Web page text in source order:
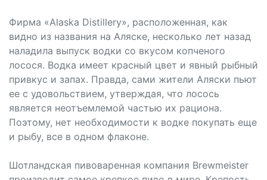
Фирма «Alaska Distillery», расположенная, как
видно из названия на Аляске, несколько лет назад
наладила выпуск водки со вкусом копченого
лосося. Водка имеет красный цвет и явный рыбный
привкус и запах. Правда, сами жители Аляски пьют
ее с удовольствием, утверждая, что лосось
является неотъемлемой частью их рациона.
Поэтому, нет необходимости к водке покупать еще
и рыбу, все в одном флаконе.
Шотландская пивоваренная компания Brewmeister